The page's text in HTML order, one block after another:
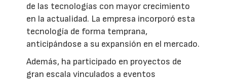
de las tecnologías con mayor crecimiento
en la actualidad. La empresa incorporó esta
tecnología de forma temprana,
anticipándose a su expansión en el mercado.
Además, ha participado en proyectos de
gran escala vinculados a eventos